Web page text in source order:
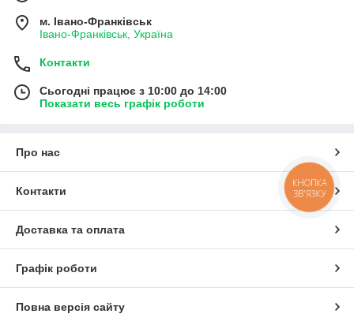
м. Івано-Франківськ
Івано-Франківськ, Україна
Контакти
Сьогодні працює з 10:00 до 14:00
Показати весь графік роботи
Про нас
Контакти
Доставка та оплата
Графік роботи
Повна версія сайту
КНОПКА
ЗВ'ЯЗКУ